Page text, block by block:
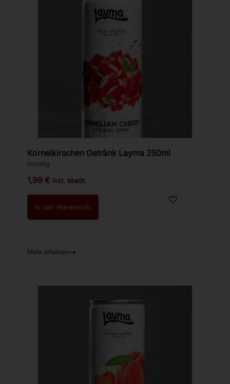
Kornelkirschen Getränk Layma 250ml
Vorrätig
1,99€ inkl. MwSt.
In den Warenkorb
Mehr erfahren